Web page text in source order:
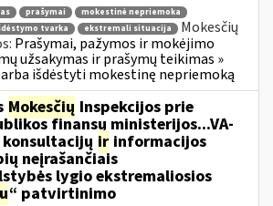
prašymai
mokestinė nepriemoka
tvarka ekstremali situacija
Mokesčių
Prašymai, pažymos ir mokėjimo
užsakymas ir prašymų teikimas »
išdėstyti mokestinę nepriemoką
Mokesčių Inspekcijos prie
finansų ministerijos...VA-
konsultacijų ir informacijos
neįrašančiais
lygio ekstremaliosios
“ patvirtinimo